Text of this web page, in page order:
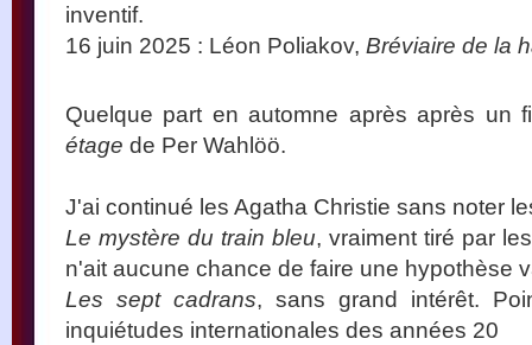
inventif.
16 juin 2025 : Léon Poliakov, Bréviaire de la
Quelque part en automne après après un
étage de Per Wahlöö.
J'ai continué les Agatha Christie sans noter
Le mystère du train bleu, vraiment tiré par
n'ait aucune chance de faire une hypothèse
Les sept cadrans, sans grand intérêt.
inquiétudes internationales des années 20